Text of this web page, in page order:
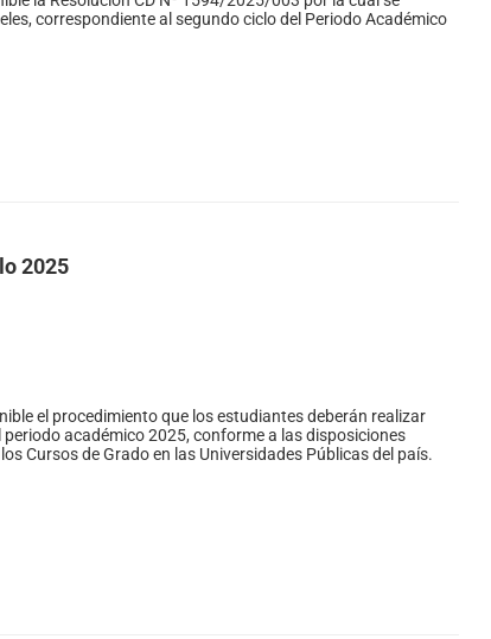
correspondiente al segundo ciclo del Periodo Académico
2025
el procedimiento que los estudiantes deberán realizar
académico 2025, conforme a las disposiciones
Cursos de Grado en las Universidades Públicas del país.